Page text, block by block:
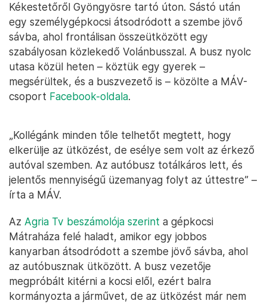
Kékestetőről Gyöngyösre tartó úton. Sástó után
egy személygépkocsi átsodródott a szembe jövő
sávba, ahol frontálisan összeütközött egy
szabályosan közlekedő Volánbusszal. A busz nyolc
utasa közül heten – köztük egy gyerek –
megsérültek, és a buszvezető is – közölte a MÁV-
csoport Facebook-oldala.
„Kollégánk minden tőle telhetőt megtett, hogy
elkerülje az ütközést, de esélye sem volt az érkező
autóval szemben. Az autóbusz totálkáros lett, és
jelentős mennyiségű üzemanyag folyt az úttestre” –
írta a MÁV.
Az Agria Tv beszámolója szerint a gépkocsi
Mátraháza felé haladt, amikor egy jobbos
kanyarban átsodródott a szembe jövő sávba, ahol
az autóbusznak ütközött. A busz vezetője
megpróbált kitérni a kocsi elől, ezért balra
kormányozta a járművet, de az ütközést már nem